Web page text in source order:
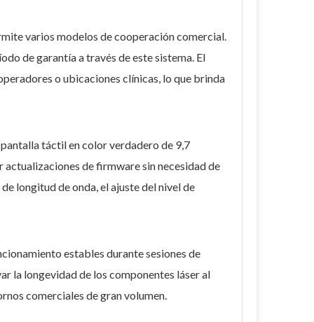
varios modelos de cooperación comercial.
de garantía a través de este sistema. El
o ubicaciones clínicas, lo que brinda
táctil en color verdadero de 9,7
actualizaciones de firmware sin necesidad de
longitud de onda, el ajuste del nivel de
estables durante sesiones de
la longevidad de los componentes láser al
comerciales de gran volumen.